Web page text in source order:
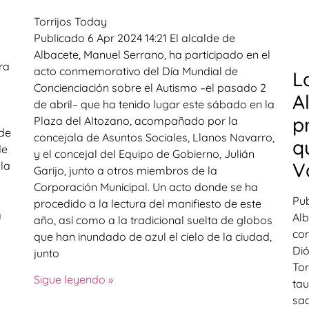
Torrijos Today
Publicado 6 Apr 2024 14:21 El alcalde de
Albacete, Manuel Serrano, ha participado en el
acto conmemorativo del Día Mundial de
Concienciación sobre el Autismo –el pasado 2
de abril– que ha tenido lugar este sábado en la
Plaza del Altozano, acompañado por la
concejala de Asuntos Sociales, Llanos Navarro,
y el concejal del Equipo de Gobierno, Julián
Garijo, junto a otros miembros de la
Corporación Municipal. Un acto donde se ha
procedido a la lectura del manifiesto de este
año, así como a la tradicional suelta de globos
que han inundado de azul el cielo de la ciudad,
junto
Sigue leyendo »